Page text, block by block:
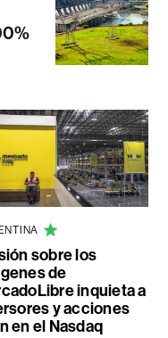
sobre los
de
inquieta a
y acciones
en el Nasdaq